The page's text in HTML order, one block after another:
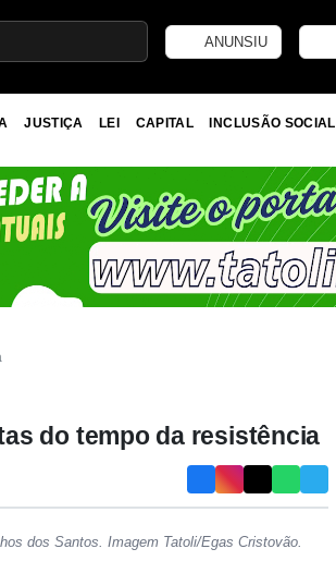
ANUNSIU
JUSTIÇA LEI CAPITAL INCLUSÃO SOCIAL
do tempo da resistência
dos Santos. Imagem Tatoli/Egas Cristovão.